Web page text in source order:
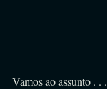
Vamos ao assunto . . .